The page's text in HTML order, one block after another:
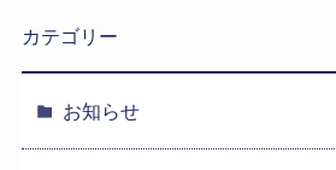
カテゴリー
お知らせ